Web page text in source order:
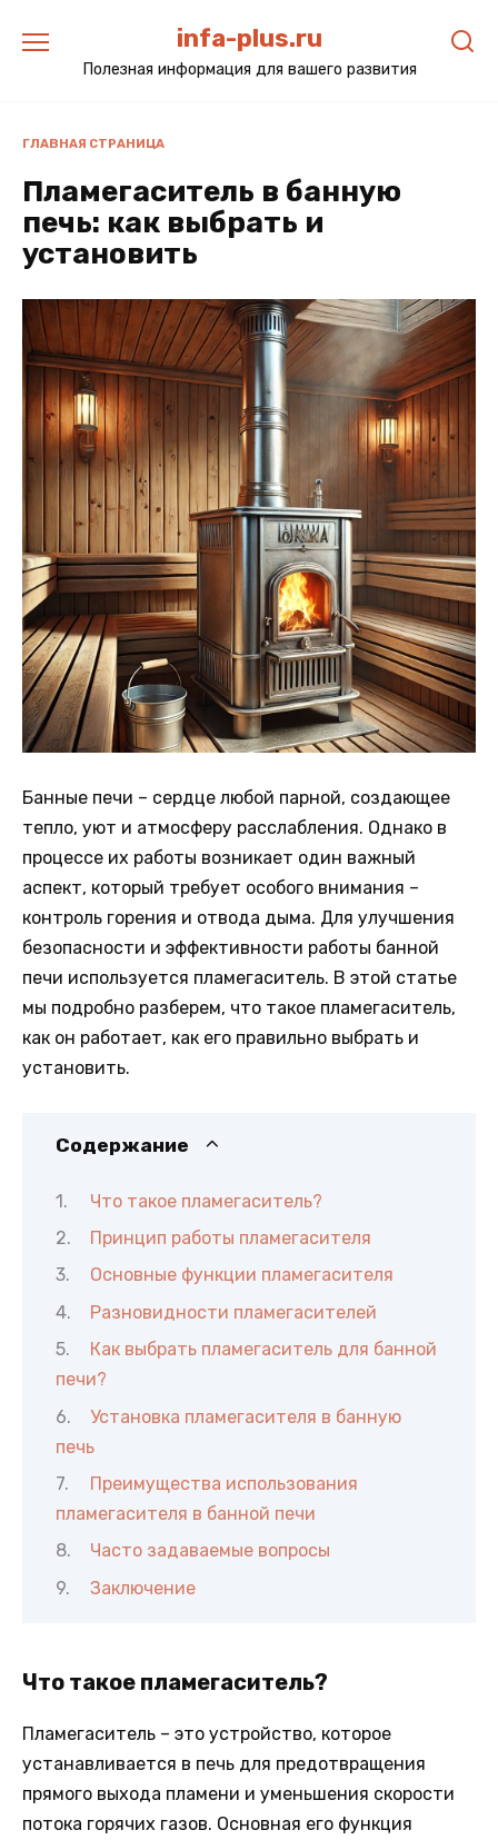
содержанию
infa-plus.ru
Полезная информация для вашего развития
ГЛАВНАЯ СТРАНИЦА
Пламегаситель в банную
печь: как выбрать и
установить
Банные печи – сердце любой парной, создающее
тепло, уют и атмосферу расслабления. Однако в
процессе их работы возникает один важный
аспект, который требует особого внимания –
контроль горения и отвода дыма. Для улучшения
безопасности и эффективности работы банной
печи используется пламегаситель. В этой статье
мы подробно разберем, что такое пламегаситель,
как он работает, как его правильно выбрать и
установить.
Содержание
Что такое пламегаситель?
Принцип работы пламегасителя
Основные функции пламегасителя
Разновидности пламегасителей
Как выбрать пламегаситель для банной
печи?
Установка пламегасителя в банную
печь
Преимущества использования
пламегасителя в банной печи
Часто задаваемые вопросы
Заключение
Что такое пламегаситель?
Пламегаситель – это устройство, которое
устанавливается в печь для предотвращения
прямого выхода пламени и уменьшения скорости
потока горячих газов. Основная его функция